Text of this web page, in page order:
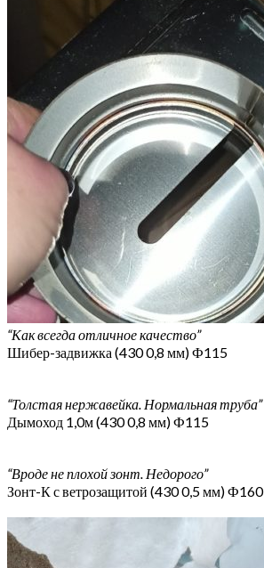
“Как всегда отличное качество”
Шибер-задвижка (430 0,8 мм) Ф115
“Толстая нержавейка. Нормальная труба”
Дымоход 1,0м (430 0,8 мм) Ф115
“Вроде не плохой зонт. Недорого”
Зонт-К с ветрозащитой (430 0,5 мм) Ф160